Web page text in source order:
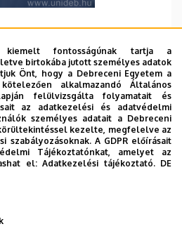
Biológiai Intézet
körút 98.
fontosságúnak tartja a
birtokába jutott személyes adatok
Önt, hogy a Debreceni Egyetem a
alkalmazandó Általános
felülvizsgálta folyamatait és
az adatkezelési és adatvédelmi
személyes adatait a Debreceni
kezelte, megfelelve az
szabályozásoknak. A GDPR előírásait
Tájékoztatónkat, amelyet az
el:Adatkezelési tájékoztató. DE